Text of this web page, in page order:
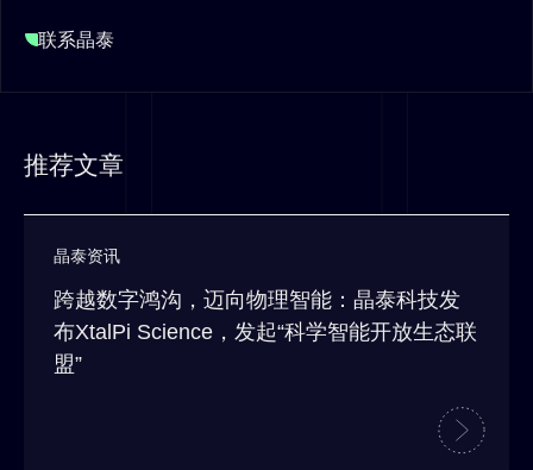
联系晶泰
推荐文章
晶泰资讯
跨越数字鸿沟，迈向物理智能：晶泰科技发
布XtalPi Science，发起“科学智能开放生态联
盟”